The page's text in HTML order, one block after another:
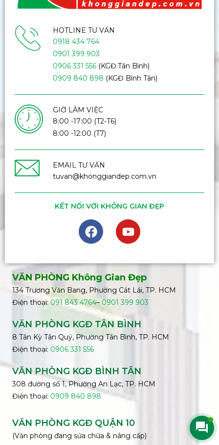
HOTLINE TƯ VẤN
0918 434 764
0901 399 903
0906 331 556(KGĐ.Tân Bình)
0909 840 898 (KGĐ Bình Tân)
GIỜ LÀM VIỆC
8:00 -17:00 (T2-T6)
8:00 -12:00 (T7)
EMAIL TƯ VẤN
tuvan@khonggiandep.com.vn
KẾT NỐI VỚI KHÔNG GIAN ĐẸP
VĂN PHÒNG Không Gian Đẹp
134 Trương Văn Bang, Phường Cát Lái, TP. HCM
Điện thoại: 091 843 4764– 0901 399 903
VĂN PHÒNG KGĐ TÂN BÌNH
8 Tân Kỳ Tân Quý, Phường Tân Bình, TP. HCM
Điện thoại: 0906 331 556
VĂN PHÒNG KGĐ BÌNH TÂN
308 đường số 1, Phường An Lạc, TP. HCM
Điện thoại: 0909 840 898
VĂN PHÒNG KGĐ QUẬN 10
(Văn phòng đang sửa chữa & nâng cấp)